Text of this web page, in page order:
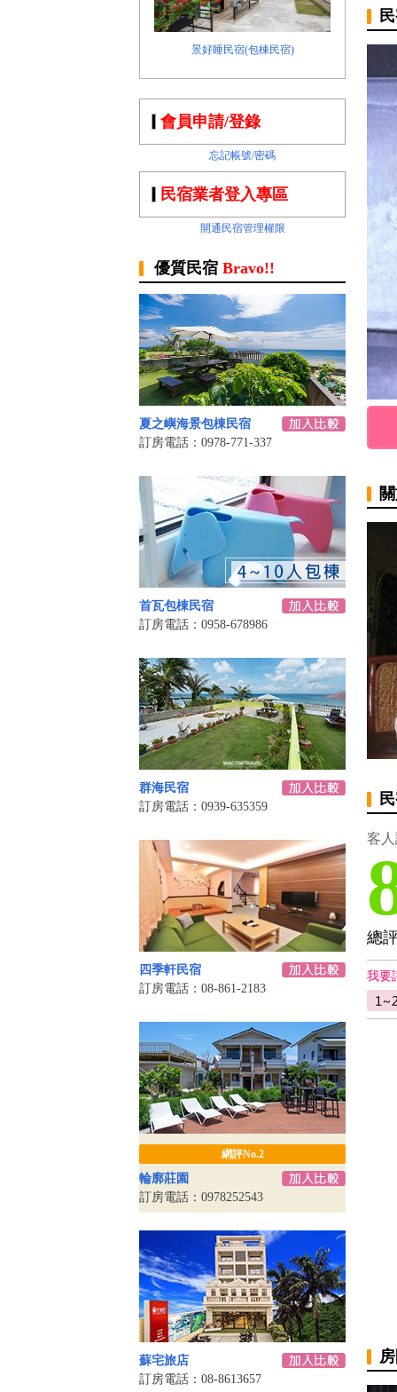
景好睡民宿(包棟民宿)
會員申請/登錄
忘記帳號/密碼
民宿業者登入專區
開通民宿管理權限
優質民宿 Bravo!!
夏之嶼海景包棟民宿
訂房電話：0978-771-337
首瓦包棟民宿
訂房電話：0958-678986
群海民宿
訂房電話：0939-635359
四季軒民宿
訂房電話：08-861-2183
網評No.2
輪廓莊園
訂房電話：0978252543
蘇宅旅店
訂房電話：08-8613657
客
總
我要